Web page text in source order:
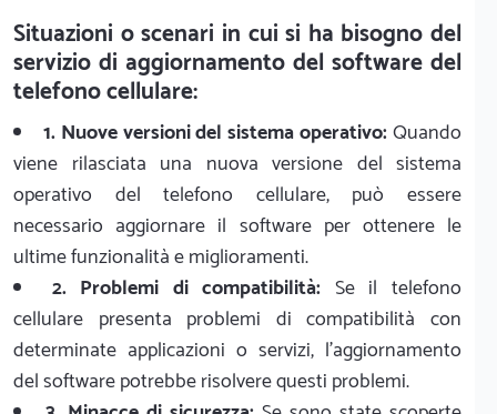
Situazioni o scenari in cui si ha bisogno del
servizio di aggiornamento del software del
telefono cellulare:
1. Nuove versioni del sistema operativo:Quando
viene rilasciata una nuova versione del sistema
operativo del telefono cellulare, può essere
necessario aggiornare il software per ottenere le
ultime funzionalità e miglioramenti.
2. Problemi di compatibilità: Se il telefono
cellulare presenta problemi di compatibilità con
determinate applicazioni o servizi, l'aggiornamento
del software potrebbe risolvere questi problemi.